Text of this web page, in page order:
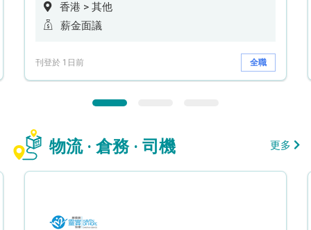
香港 > 其他
薪金面議
刊登於 1日前 全職
物流 · 倉務 · 司機 更多